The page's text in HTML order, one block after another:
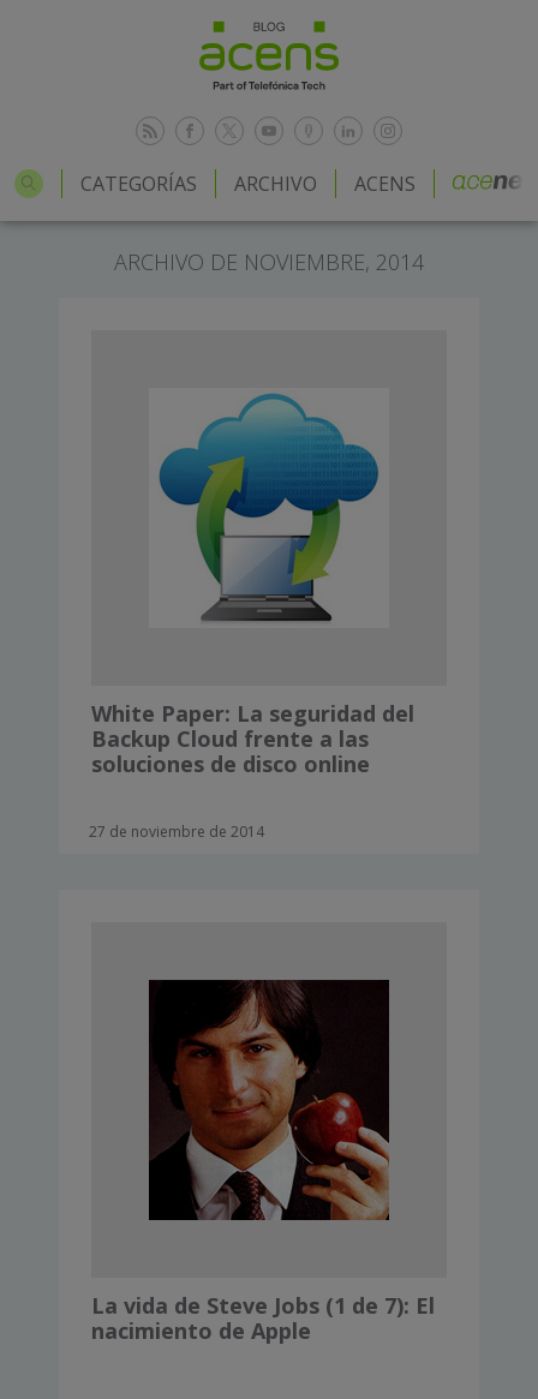
CATEGORÍAS ARCHIVO ACENS
ARCHIVO DE NOVIEMBRE, 2014
White Paper: La seguridad del
Backup Cloud frente a las
soluciones de disco online
27 de noviembre de 2014
La vida de Steve Jobs (1 de 7): El
nacimiento de Apple